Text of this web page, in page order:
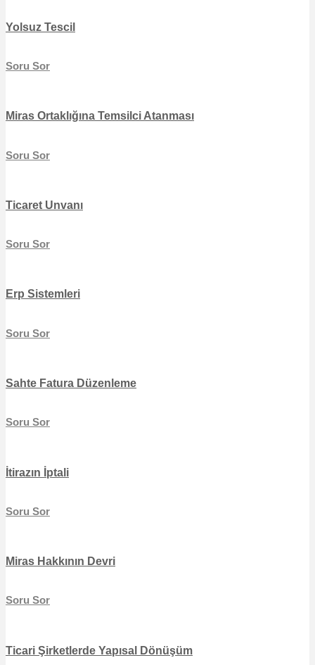
Yolsuz Tescil
Soru Sor
Miras Ortaklığına Temsilci Atanması
Soru Sor
Ticaret Unvanı
Soru Sor
Erp Sistemleri
Soru Sor
Sahte Fatura Düzenleme
Soru Sor
İtirazın İptali
Soru Sor
Miras Hakkının Devri
Soru Sor
Ticari Şirketlerde Yapısal Dönüşüm